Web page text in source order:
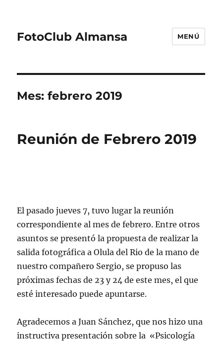
FotoClub Almansa MENÚ
Mes:febrero 2019
Reunión de Febrero 2019
El pasado jueves 7, tuvo lugar la reunión
correspondiente al mes de febrero. Entre otros
asuntos se presentó la propuesta de realizar la
salida fotográfica a Olula del Rio de la mano de
nuestro compañero Sergio, se propuso las
próximas fechas de 23 y 24 de este mes, el que
esté interesado puede apuntarse.
Agradecemos a Juan Sánchez, que nos hizo una
instructiva presentación sobre la «Psicología